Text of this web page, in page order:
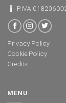
P.IVA
Privacy Policy
Cookie Policy
Credits
MENU